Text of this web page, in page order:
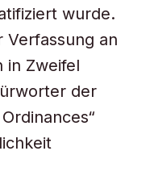
wurde.
Verfassung an
in Zweifel
der